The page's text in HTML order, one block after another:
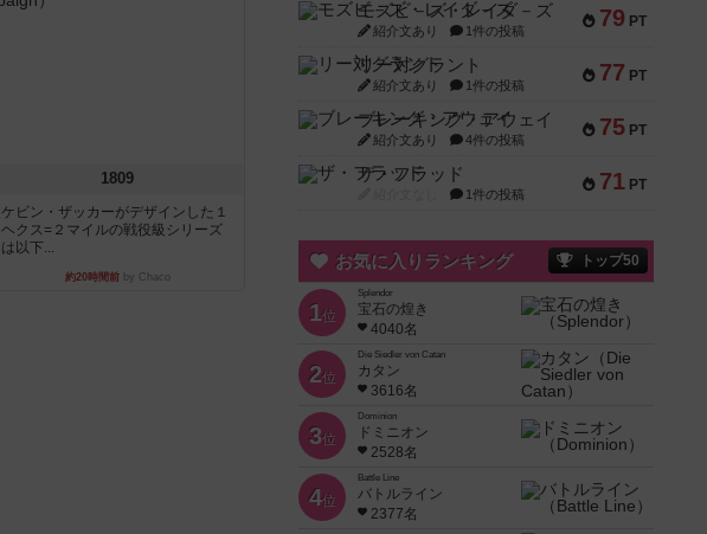
1809
ケビン・ザッカーがデザインした１
ヘクス=２マイルの戦役級シリーズ
は以下...
約20時間前by Chaco
79 PT
モズビ－ズ・レイダ－ズ
紹介文あり 1件の投稿
77 PT
リー対グラント
紹介文あり 1件の投稿
75 PT
ブレーキング・アウェイ
紹介文あり 4件の投稿
71 PT
ザ・フラッド
1件の投稿
お気に入りランキング トップ50
1位
Splendor
宝石の煌き
4040名
2位
Die Siedler von Catan
カタン
3616名
3位
Dominion
ドミニオン
2528名
4位
Battle Line
バトルライン
2377名